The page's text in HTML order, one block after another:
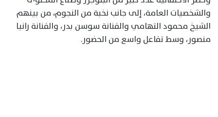
والشخصيات العامة، إلى جانب نخبة من النجوم، من بينهم
الشيخ محمود التهامي والفنانة سوسن بدر، والفنانة رانيا
منصور، وسط تفاعل واسع من الحضور.